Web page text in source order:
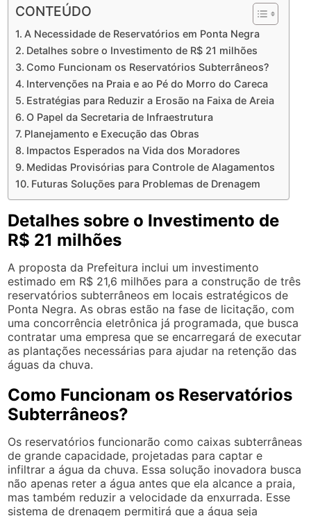
CONTEÚDO
A Necessidade de Reservatórios em Ponta Negra
Detalhes sobre o Investimento de R$ 21 milhões
Como Funcionam os Reservatórios Subterrâneos?
Intervenções na Praia e ao Pé do Morro do Careca
Estratégias para Reduzir a Erosão na Faixa de Areia
O Papel da Secretaria de Infraestrutura
Planejamento e Execução das Obras
Impactos Esperados na Vida dos Moradores
Medidas Provisórias para Controle de Alagamentos
Futuras Soluções para Problemas de Drenagem
Detalhes sobre o Investimento de
R$ 21 milhões
A proposta da Prefeitura inclui um investimento
estimado em R$ 21,6 milhões para a construção de três
reservatórios subterrâneos em locais estratégicos de
Ponta Negra. As obras estão na fase de licitação, com
uma concorrência eletrônica já programada, que busca
contratar uma empresa que se encarregará de executar
as plantações necessárias para ajudar na retenção das
águas da chuva.
Como Funcionam os Reservatórios
Subterrâneos?
Os reservatórios funcionarão como caixas subterrâneas
de grande capacidade, projetadas para captar e
infiltrar a água da chuva. Essa solução inovadora busca
não apenas reter a água antes que ela alcance a praia,
mas também reduzir a velocidade da enxurrada. Esse
sistema de drenagem permitirá que a água seja